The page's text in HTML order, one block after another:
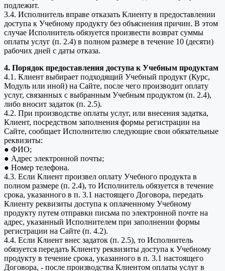
подлежит.
3.4. Исполнитель вправе отказать Клиенту в предоставлении
доступа к Учебному продукту без объяснения причин. В этом
случае Исполнитель обязуется произвести возврат суммы
оплаты услуг (п. 2.4) в полном размере в течение 10 (десяти)
рабочих дней с даты отказа.
4. Порядок предоставления доступа к Учебным продуктам
4.1. Клиент выбирает подходящий Учебный продукт (Курс,
Модуль или иной) на Сайте, после чего производит оплату
услуг, связанных с выбранным Учебным продуктом (п. 2.4),
либо вносит задаток (п. 2.5).
4.2. При производстве оплаты услуг, или внесения задатка,
Клиент, посредством заполнения формы регистрации на
Сайте, сообщает Исполнителю следующие свои обязательные
реквизиты:
● ФИО;
● Адрес электронной почты;
● Номер телефона.
4.3. Если Клиент произвел оплату Учебного продукта в
полном размере (п. 2.4), то Исполнитель обязуется в течение
срока, указанного в п. 3.1 настоящего Договора, передать
Клиенту реквизиты доступа к оплаченному Учебному
продукту путем отправки письма по электронной почте на
адрес, указанный Исполнителем при заполнении формы
регистрации на Сайте (п. 4.2).
4.4. Если Клиент внес задаток (п. 2.5), то Исполнитель
обязуется передать Клиенту реквизиты доступа к Учебному
продукту в течение срока, указанного в п. 3.1 настоящего
Договора, - после производства Клиентом оплаты услуг в